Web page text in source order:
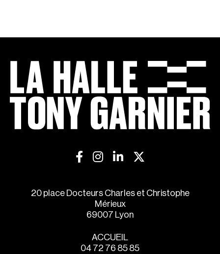
20 place Docteurs Charles et Christophe
Mérieux
69007 Lyon
ACCUEIL
04 72 76 85 85